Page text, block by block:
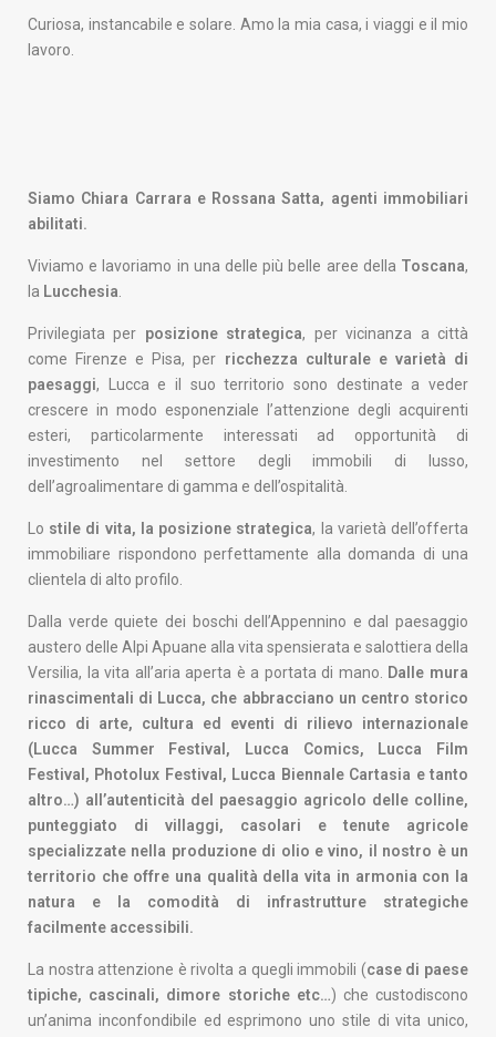
Curiosa, instancabile e solare. Amo la mia casa, i viaggi e il mio
lavoro.
Siamo Chiara Carrara e Rossana Satta, agenti immobiliari
abilitati.
Viviamo e lavoriamo in una delle più belle aree della Toscana,
la Lucchesia
Privilegiata per posizione strategica, per vicinanza a città
come Firenze e Pisa, per ricchezza culturale e varietà di
paesaggi, Lucca e il suo territorio sono destinate a veder
crescere in modo esponenziale l’attenzione degli acquirenti
esteri, particolarmente interessati ad opportunità di
investimento nel settore degli immobili di lusso,
dell’agroalimentare di gamma e dell’ospitalità.
Lo stile di vita, la posizione strategica, la varietà dell’offerta
immobiliare rispondono perfettamente alla domanda di una
clientela di alto profilo.
Dalla verde quiete dei boschi dell’Appennino e dal paesaggio
austero delle Alpi Apuane alla vita spensierata e salottiera della
Versilia, la vita all’aria aperta è a portata di mano.
Dalle mura
rinascimentali di Lucca, che abbracciano un centro storico
ricco di arte, cultura ed eventi di rilievo internazionale
(Lucca Summer Festival, Lucca Comics, Lucca Film
Festival, Photolux Festival, Lucca Biennale Cartasia e tanto
altro…) all’autenticità del paesaggio agricolo delle colline,
punteggiato di villaggi, casolari e tenute agricole
specializzate nella produzione di olio e vino, il nostro è un
territorio che offre una qualità della vita in armonia con la
natura e la comodità di infrastrutture strategiche
facilmente accessibili.
La nostra attenzione è rivolta a quegli immobili (case di paese
tipiche, cascinali, dimore storiche etc…) che custodiscono
un’anima inconfondibile ed esprimono uno stile di vita unico,